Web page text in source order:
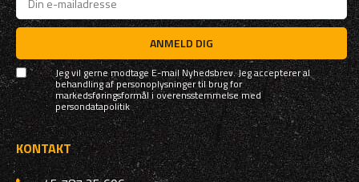
ANMELD DIG
Jeg vil gerne modtage E-mail Nyhedsbrev. Jeg accepterer al
behandling af personoplysninger til brug for
markedsføringsformål i overensstemmelse med
persondatapolitik
KONTAKT